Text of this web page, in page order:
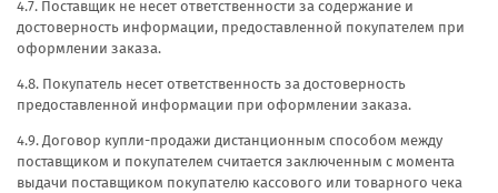
4.7. Поставщик не несет ответственности за содержание и
достоверность информации, предоставленной покупателем при
оформлении заказа.
4.8. Покупатель несет ответственность за достоверность
предоставленной информации при оформлении заказа.
4.9. Договор купли-продажи дистанционным способом между
поставщиком и покупателем считается заключенным с момента
выдачи поставщиком покупателю кассового или товарного чека